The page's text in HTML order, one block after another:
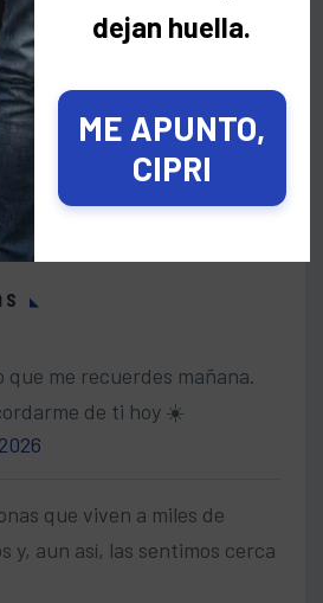
que me recuerdes mañana.
de ti hoy ☀️
que viven a miles de
y, aun así, las sentimos cerca
dejan huella.
ME APUNTO,
CIPRI